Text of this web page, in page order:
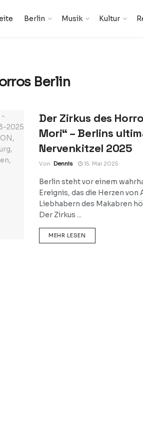
Berlin Musik Kultur
Berlin
Der Zirkus des
Mori“ – Berlins
Nervenkitzel 2025
Von Dennis 15. Mai 2025
Berlin steht vor einem
Ereignis, das die Herzen von
Liebhabern des Makabren
Der Zirkus ...
MEHR LESEN